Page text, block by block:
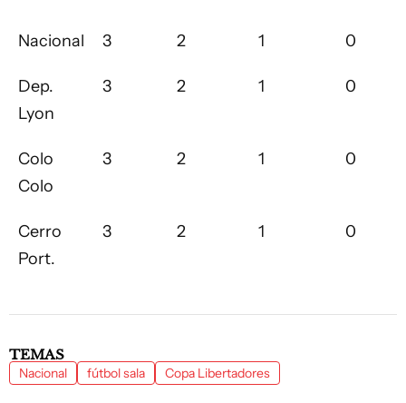
Nacional 3 2 1 0
Dep.
Lyon
3 2 1 0
Colo
Colo
3 2 1 0
Cerro
Port.
3 2 1 0
TEMAS
Nacional fútbol sala Copa Libertadores